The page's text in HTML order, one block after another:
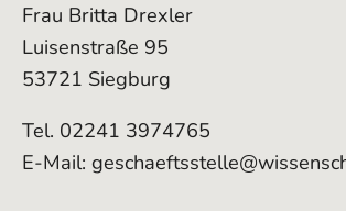
Frau Britta Drexler
Luisenstraße 95
53721 Siegburg
Tel. 02241 3974765
E-Mail: